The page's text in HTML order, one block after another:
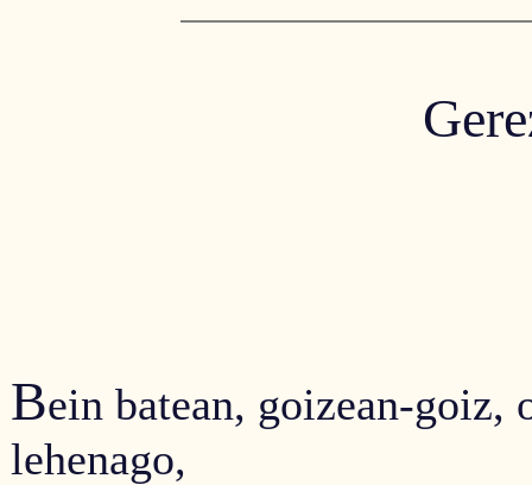
Bein batean, goizean-goiz,
lehenago,